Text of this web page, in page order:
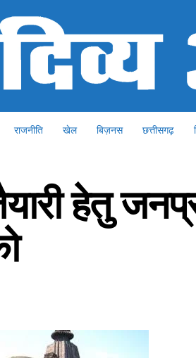
राजनीति खेल बिज़नस छत्तीसगढ़
हेतु